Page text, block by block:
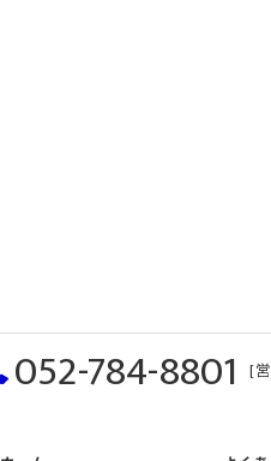
052-784-8801 [